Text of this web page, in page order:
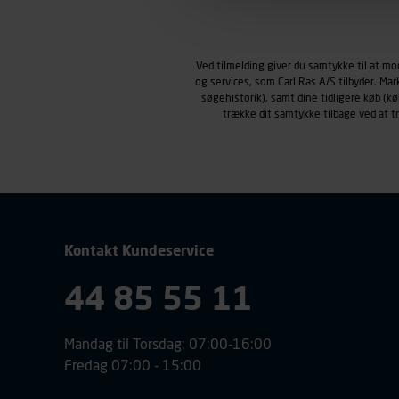
personoplysninger om
klikkes på, sider/indhold
smartphone mv.) samt de
Ved tilmelding giver du samtykke til at
og services, som Carl Ras A/S tilbyder.
søgehistorik), samt dine tidligere køb
trække dit samtykke tilbage ved at
Kontakt Kundeservice
44 85 55 11
Mandag til Torsdag: 07:00-16:00
Fredag 07:00 - 15:00